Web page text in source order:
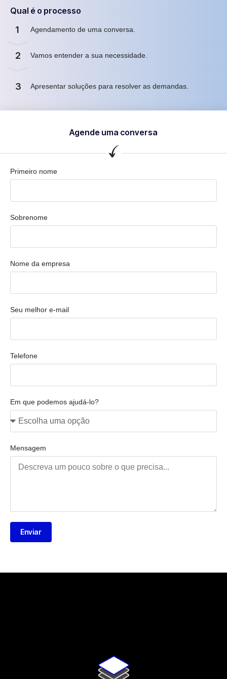
Qual é o processo
1 Agendamento de uma conversa.
2 Vamos entender a sua necessidade.
3 Apresentar soluções para resolver as demandas.
Agende uma conversa
Primeiro nome
Sobrenome
Nome da empresa
Seu melhor e-mail
Telefone
Em que podemos ajudá-lo?
Mensagem
Enviar